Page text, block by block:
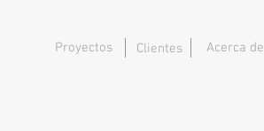
Proyectos Clientes Acerca de